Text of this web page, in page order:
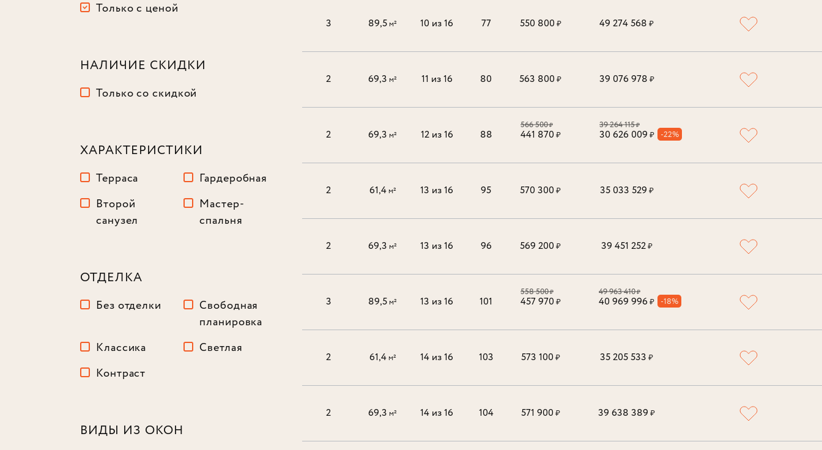
Только с ценой
НАЛИЧИЕ СКИДКИ
Только со скидкой
ХАРАКТЕРИСТИКИ
Терраса
Гардеробная
Второй
санузел
Мастер-
спальня
ОТДЕЛКА
Без отделки
Свободная
планировка
Классика
Светлая
Контраст
ВИДЫ ИЗ ОКОН
3 89,5 м² 10 из 16 77 550 800₽ 49 274 568 ₽
2 69,3 м² 11 из 16 80 563 800₽ 39 076 978 ₽
2 69,3 м² 12 из 16 88
566 500₽
441 870₽
39 264 115₽
30 626 009 ₽ -22%
2 61,4м² 13 из 16 95 570 300₽ 35 033 529 ₽
2 69,3 м² 13 из 16 96 569 200₽ 39 451 252₽
3 89,5 м² 13 из 16 101
558 500₽
457 970₽
49 963 410₽
40 969 996₽ -18%
2 61,4м² 14 из 16 103 573 100₽ 35 205 533 ₽
2 69,3 м² 14 из 16 104 571 900₽ 39 638 389 ₽